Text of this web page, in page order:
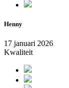
Henny
17 januari 2026
Kwaliteit